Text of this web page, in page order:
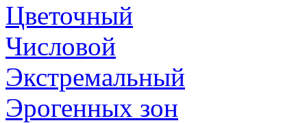
Цветочный
Числовой
Экстремальный
Эрогенных зон